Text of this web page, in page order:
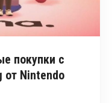
покупки с
Nintendo